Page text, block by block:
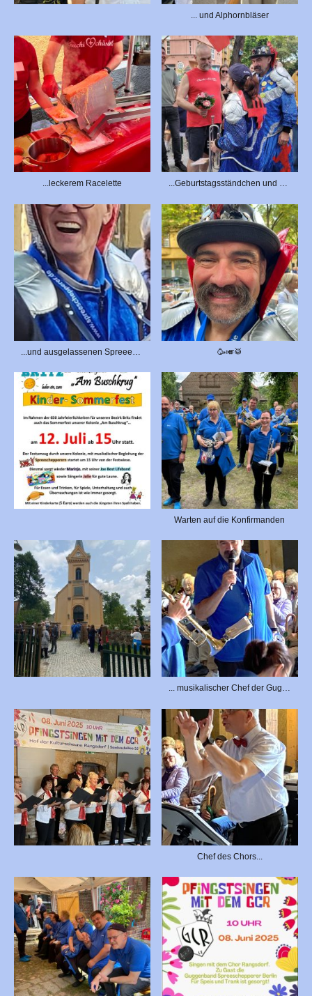
... und Alphornbläser
...leckerem Racelette ...Geburtstagsständchen und Gratulation für Chris
🥳🎺🥁
Warten auf die Konfirmanden
... musikalischer Chef der Gugge!
Chef des Chors...